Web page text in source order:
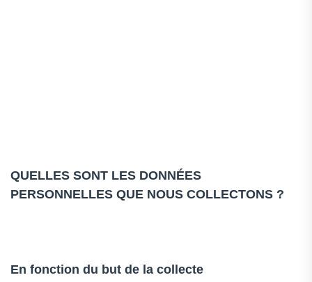
QUELLES SONT LES DONNÉES
PERSONNELLES QUE NOUS COLLECTONS ?
En fonction du but de la collecte